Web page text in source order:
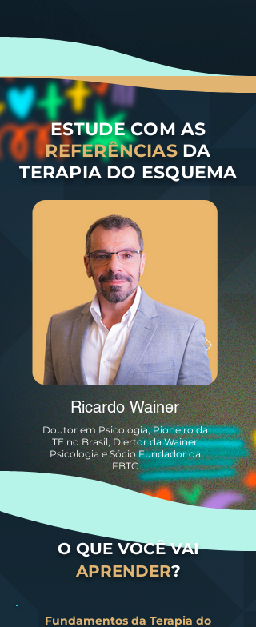
ESTUDE COM AS
REFERÊNCIAS DA
TERAPIA DO ESQUEMA
Ricardo Wainer
Doutor em Psicologia, Pioneiro da
TE no Brasil, Diertor da Wainer
Psicologia e Sócio Fundador da
FBTC
O QUE VOCÊ VAI
APRENDER?
Fundamentos da Terapia do